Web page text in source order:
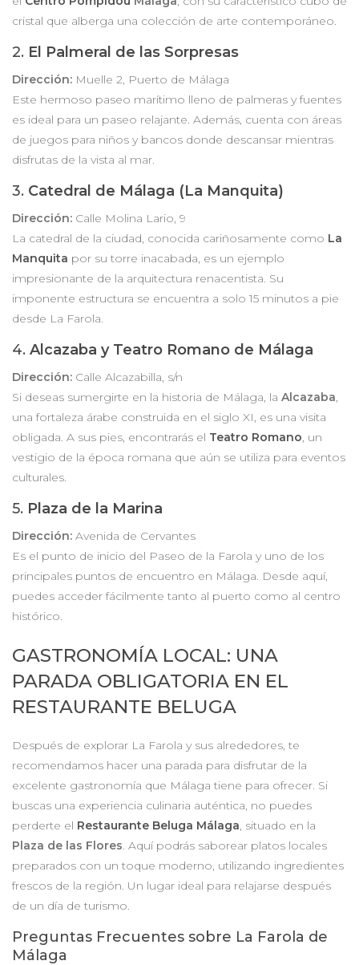
cristal que alberga una colección de arte contemporáneo.
2. El Palmeral de las Sorpresas
Dirección: Muelle 2, Puerto de Málaga
Este hermoso paseo marítimo lleno de palmeras y fuentes
es ideal para un paseo relajante. Además, cuenta con áreas
de juegos para niños y bancos donde descansar mientras
disfrutas de la vista al mar.
3. Catedral de Málaga (La Manquita)
Dirección: Calle Molina Lario, 9
La catedral de la ciudad, conocida cariñosamente como La
Manquita por su torre inacabada, es un ejemplo
impresionante de la arquitectura renacentista. Su
imponente estructura se encuentra a solo 15 minutos a pie
desde La Farola.
4. Alcazaba y Teatro Romano de Málaga
Dirección: Calle Alcazabilla, s/n
Si deseas sumergirte en la historia de Málaga, la Alcazaba,
una fortaleza árabe construida en el siglo XI, es una visita
obligada. A sus pies, encontrarás el Teatro Romano, un
vestigio de la época romana que aún se utiliza para eventos
culturales.
5. Plaza de la Marina
Dirección: Avenida de Cervantes
Es el punto de inicio del Paseo de la Farola y uno de los
principales puntos de encuentro en Málaga. Desde aquí,
puedes acceder fácilmente tanto al puerto como al centro
histórico.
GASTRONOMÍA LOCAL: UNA
PARADA OBLIGATORIA EN EL
RESTAURANTE BELUGA
Después de explorar La Farola y sus alrededores, te
recomendamos hacer una parada para disfrutar de la
excelente gastronomía que Málaga tiene para ofrecer. Si
buscas una experiencia culinaria auténtica, no puedes
perderte el Restaurante Beluga Málaga, situado en la
Plaza de las Flores. Aquí podrás saborear platos locales
preparados con un toque moderno, utilizando ingredientes
frescos de la región. Un lugar ideal para relajarse después
de un día de turismo.
Preguntas Frecuentes sobre La Farola de
Málaga